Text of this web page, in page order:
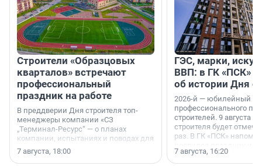
Строители «Образцовых
кварталов» встречают
профессиональный
праздник на работе
В преддверии Дня строителя топ-
менеджеры компании «СЗ
„Терминал-Ресурс“ — о планах
компании, испытаниях и поводах для
осторожного оптимизма.
7 августа, 18:00
ГЭС, марки,
ВВП: в ГК «ПСК»
об истории Дня
2026-й — юбилейный
профессионального
строителей. 9 августа
строителя будет
раз. В ГК «ПСК»
поменялась роль
7 августа, 16:20